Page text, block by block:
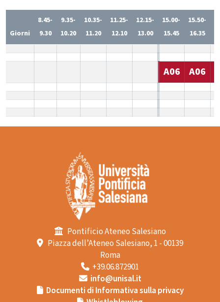
Giorni
8.45-
9.30
9.35-
10.20
10.35-
11.20
11.25-
12.10
12.15-
13.00
15.00-
15.45
15.50-
16.35
A06 A06
Pontificio Ateneo Salesiano
Piazza dell’Ateneo Salesiano, 1 - 00139
Roma
+39.06.872901
info@unisal.it
Documenti di Informativa sulla privacy